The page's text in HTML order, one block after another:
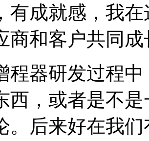
有成就感，我
商和客户共同
程器研发过程
西，或者是不
。后来好在我